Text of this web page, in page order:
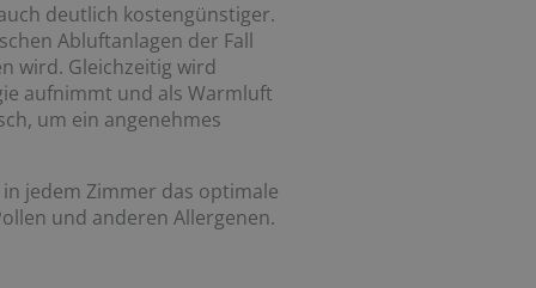
deutlich kostengünstiger.
Abluftanlagen der Fall
wird. Gleichzeitig wird
aufnimmt und als Warmluft
um ein angenehmes
jedem Zimmer das optimale
und anderen Allergenen.